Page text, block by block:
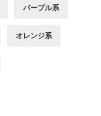
パープル系
オレンジ系